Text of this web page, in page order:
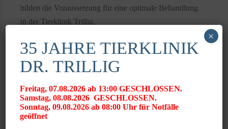
bilden die Voraussetzung für eine optimale Behandlung
in der Tierklinik Trillig.
News
JUNI 2025
Gratulation zum GPCert Emergency Medicine &
Surgery
35 JAHRE TIERKLINIK
DR. TRILLIG
Freitag, 07.08.2026 ab 13:00 GESCHLOSSEN.
Samstag, 08.08.2026 GESCHLOSSEN.
Sonntag, 09.08.2026 ab 08:00 Uhr für Notfälle
geöffnet
×